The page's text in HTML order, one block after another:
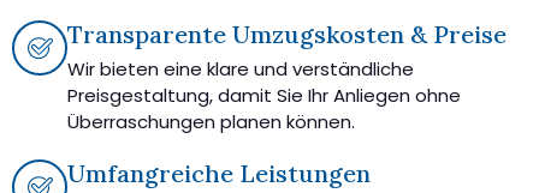
Transparente Umzugskosten & Preise
Wir bieten eine klare und verständliche
Preisgestaltung, damit Sie Ihr Anliegen ohne
Überraschungen planen können.
Umfangreiche Leistungen